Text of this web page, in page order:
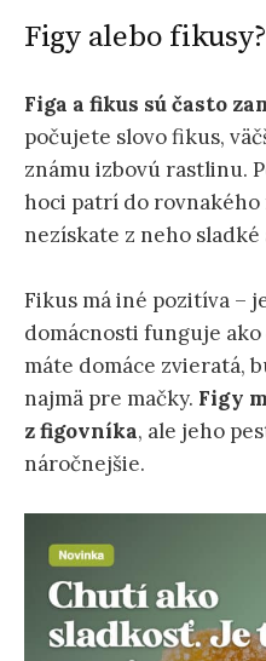
Figy alebo fikusy?
Figa a fikus sú často
počujete slovo fikus,
známu izbovú rastlinu.
hoci patrí do
nezískate z neho
Fikus má iné pozitíva –
domácnosti funguje
máte domáce zvieratá,
najmä pre mačky. Figy
z figovníka, ale jeho
náročnejšie.